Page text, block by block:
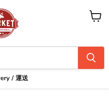
/ 運送
カ
を
見
る